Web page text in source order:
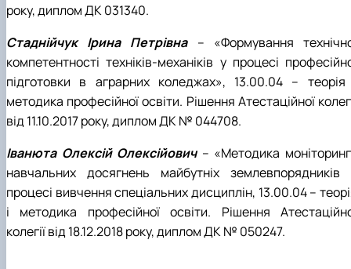
року, диплом ДК 031340.
Стаднійчук Ірина Петрівна– «Формування
компетентності техніків-механіків у процесі
підготовки в аграрних коледжах», 13.00.04 – теорія
методика професійної освіти. Рішення Атестаційної
від 11.10.2017 року, диплом ДК № 044708.
Іванюта Олексій Олексійович– «Методика
навчальних досягнень майбутніх землевпорядників
процесі вивчення спеціальних дисциплін, 13.00.04 –
і методика професійної освіти. Рішення
колегії від 18.12.2018 року, диплом ДК № 050247.